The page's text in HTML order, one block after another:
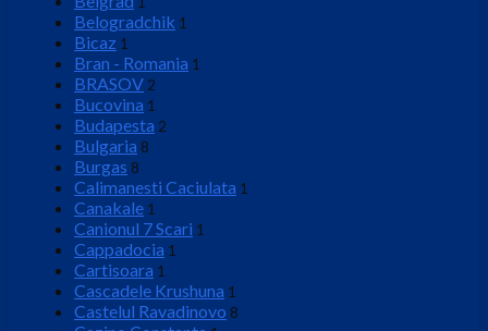
Belogradchik 1
Bicaz 1
Bran - Romania 1
BRASOV 2
Bucovina 1
Budapesta 2
Bulgaria 8
Burgas 8
Calimanesti Caciulata 1
Canakale 1
Canionul 7 Scari 1
Cappadocia 1
Cartisoara 1
Cascadele Krushuna 1
Castelul Ravadinovo 8